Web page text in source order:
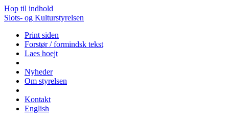
Hop til indhold
Slots- og Kulturstyrelsen
Print siden
Forstør / formindsk tekst
Laes hoejt
Nyheder
Om styrelsen
Kontakt
English